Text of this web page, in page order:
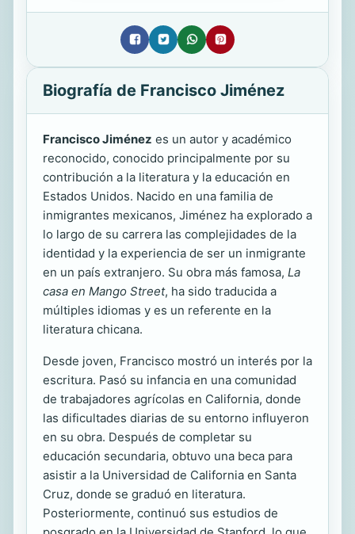
Biografía de Francisco Jiménez
Francisco Jiménez es un autor y académico
reconocido, conocido principalmente por su
contribución a la literatura y la educación en
Estados Unidos. Nacido en una familia de
inmigrantes mexicanos, Jiménez ha explorado a
lo largo de su carrera las complejidades de la
identidad y la experiencia de ser un inmigrante
en un país extranjero. Su obra más famosa, La
casa en Mango Street, ha sido traducida a
múltiples idiomas y es un referente en la
literatura chicana.
Desde joven, Francisco mostró un interés por la
escritura. Pasó su infancia en una comunidad
de trabajadores agrícolas en California, donde
las dificultades diarias de su entorno influyeron
en su obra. Después de completar su
educación secundaria, obtuvo una beca para
asistir a la Universidad de California en Santa
Cruz, donde se graduó en literatura.
Posteriormente, continuó sus estudios de